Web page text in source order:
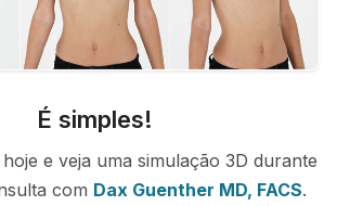
É simples!
e veja uma simulação 3D durante
com Dax Guenther MD, FACS.